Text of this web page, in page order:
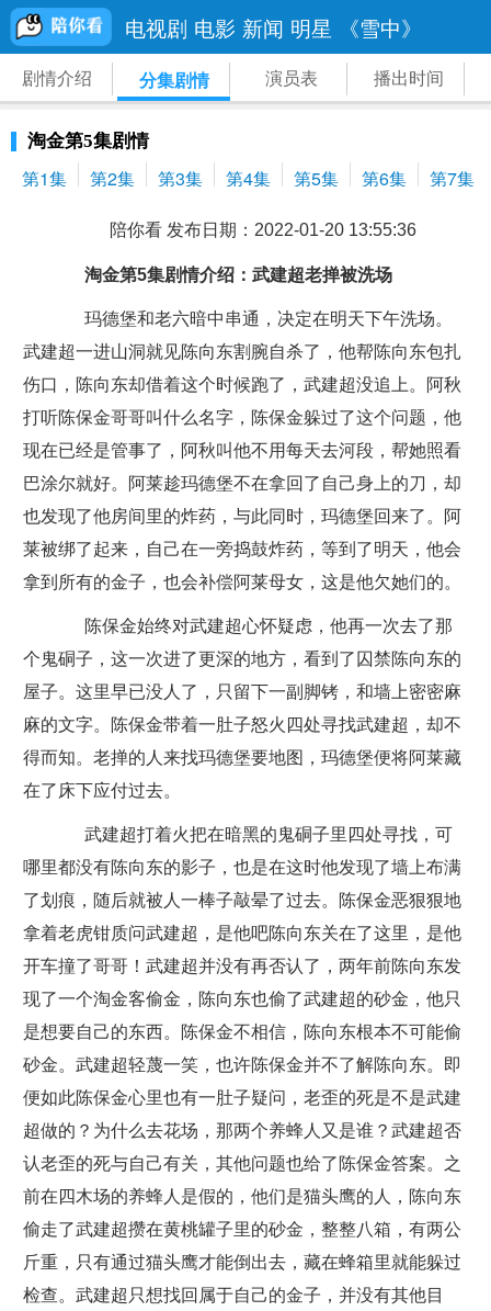
电视剧 电影 新闻 明星 《雪中》
剧情介绍 分集剧情 演员表 播出时间
淘金第5集剧情
第1集 第2集 第3集 第4集 第5集 第6集 第7集
陪你看 发布日期：2022-01-20 13:55:36
淘金第5集剧情介绍：武建超老掸被洗场
玛德堡和老六暗中串通，决定在明天下午洗场。
武建超一进山洞就见陈向东割腕自杀了，他帮陈向东包扎
伤口，陈向东却借着这个时候跑了，武建超没追上。阿秋
打听陈保金哥哥叫什么名字，陈保金躲过了这个问题，他
现在已经是管事了，阿秋叫他不用每天去河段，帮她照看
巴涂尔就好。阿莱趁玛德堡不在拿回了自己身上的刀，却
也发现了他房间里的炸药，与此同时，玛德堡回来了。阿
莱被绑了起来，自己在一旁捣鼓炸药，等到了明天，他会
拿到所有的金子，也会补偿阿莱母女，这是他欠她们的。
陈保金始终对武建超心怀疑虑，他再一次去了那
个鬼硐子，这一次进了更深的地方，看到了囚禁陈向东的
屋子。这里早已没人了，只留下一副脚铐，和墙上密密麻
麻的文字。陈保金带着一肚子怒火四处寻找武建超，却不
得而知。老掸的人来找玛德堡要地图，玛德堡便将阿莱藏
在了床下应付过去。
武建超打着火把在暗黑的鬼硐子里四处寻找，可
哪里都没有陈向东的影子，也是在这时他发现了墙上布满
了划痕，随后就被人一棒子敲晕了过去。陈保金恶狠狠地
拿着老虎钳质问武建超，是他吧陈向东关在了这里，是他
开车撞了哥哥！武建超并没有再否认了，两年前陈向东发
现了一个淘金客偷金，陈向东也偷了武建超的砂金，他只
是想要自己的东西。陈保金不相信，陈向东根本不可能偷
砂金。武建超轻蔑一笑，也许陈保金并不了解陈向东。即
便如此陈保金心里也有一肚子疑问，老歪的死是不是武建
超做的？为什么去花场，那两个养蜂人又是谁？武建超否
认老歪的死与自己有关，其他问题也给了陈保金答案。之
前在四木场的养蜂人是假的，他们是猫头鹰的人，陈向东
偷走了武建超攒在黄桃罐子里的砂金，整整八箱，有两公
斤重，只有通过猫头鹰才能倒出去，藏在蜂箱里就能躲过
检查。武建超只想找回属于自己的金子，并没有其他目